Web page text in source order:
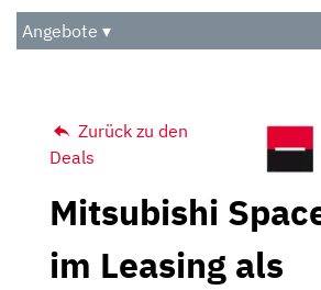
Audio
Das Beste
Angebote ▾
Zurück zu den
Deals
Mitsubishi
im Leasing als